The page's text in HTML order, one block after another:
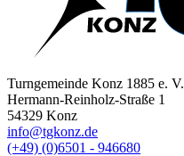
Turngemeinde Konz 1885 e. V.
Hermann-Reinholz-Straße 1
54329 Konz
info@tgkonz.de
(+49) (0)6501 - 946680